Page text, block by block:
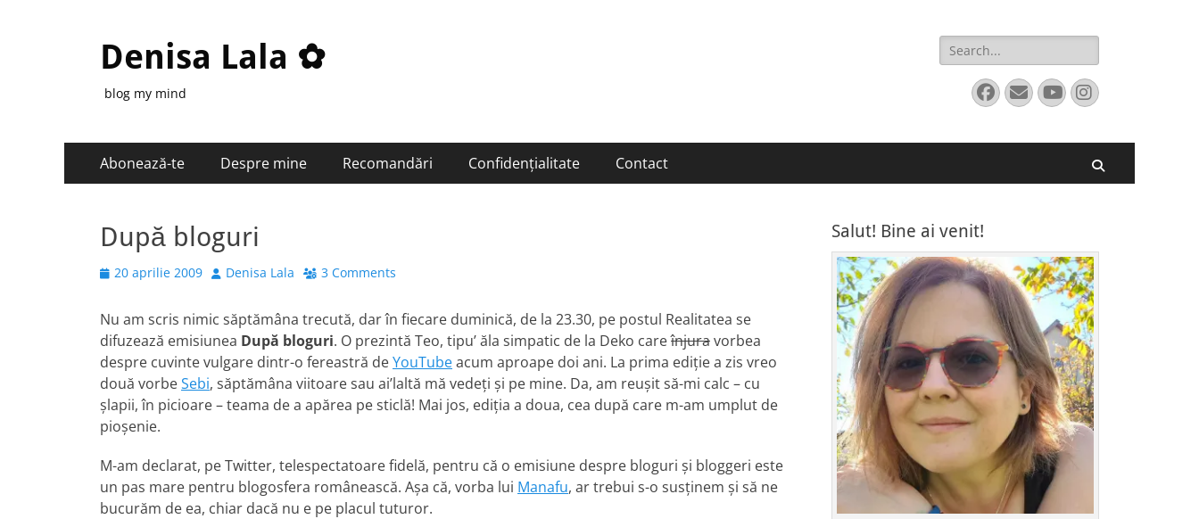
Denisa Lala ✿
blog my mind
Search
for:
Facebook
EmailYouTube
Instagram
Primary
Menu
Abonează-te Despre mine Recomandări Confidențialitate Contact
După bloguri
Posted
20 aprilie 2009 Author
Denisa Lala 3 Comments
Nu am scris nimic săptămâna trecută, dar în fiecare duminică, de la 23.30, pe postul Realitatea se
difuzează emisiunea După bloguri. O prezintă Teo, tipu’ ăla simpatic de la Deko careînjuravorbea
despre cuvinte vulgare dintr-o fereastră deYouTubeacum aproape doi ani. La prima ediţie a zis vreo
două vorbeSebi, săptămâna viitoare sau ai’laltă mă vedeţi şi pe mine. Da, am reuşit să-mi calc – cu
şlapii, în picioare – teama de a apărea pe sticlă! Mai jos, ediţia a doua, cea după care m-am umplut de
pioşenie.
M-am declarat, pe Twitter, telespectatoare fidelă, pentru că o emisiune despre bloguri şi bloggeri este
un pas mare pentru blogosfera românească. Aşa că, vorba lui Manafu, ar trebui s-o susţinem şi să ne
bucurăm de ea, chiar dacă nu e pe placul tuturor.
Salut! Bine ai venit!